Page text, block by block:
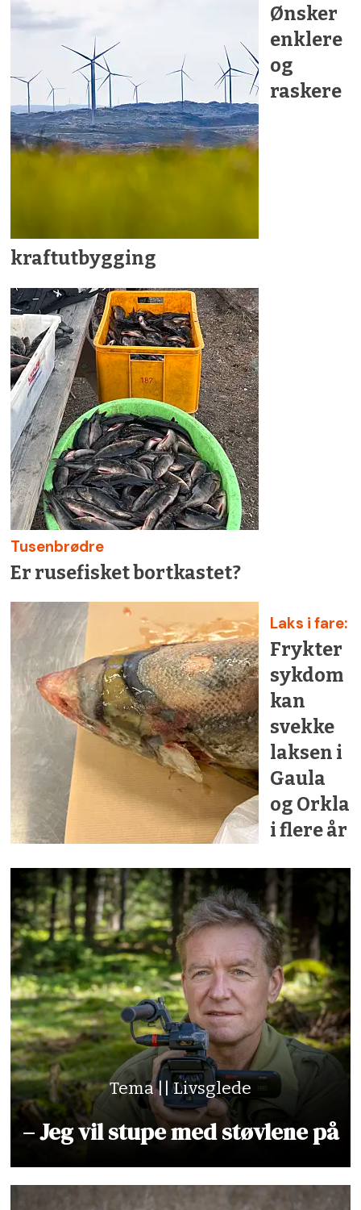
Ønsker
enklere
og
raskere
kraftutbygging
Tusenbrødre
Er rusefisket bortkastet?
Laks i fare:
Frykter
sykdom
kan
svekke
laksen i
Gaula
og Orkla
i flere år
Tema || Livsglede
– Jeg vil stupe med støvlene på